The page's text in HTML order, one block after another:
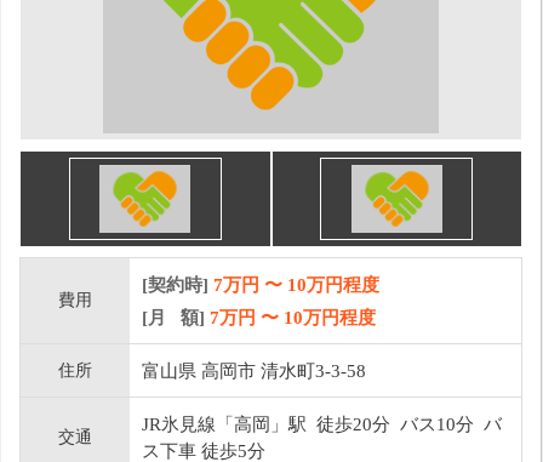
費用
[契約時] 7万円 〜 10万円程度
[月 額] 7万円 〜 10万円程度
住所 富山県 高岡市 清水町3-3-58
交通
JR氷見線「高岡」駅 徒歩20分 バス10分 バ
ス下車 徒歩5分